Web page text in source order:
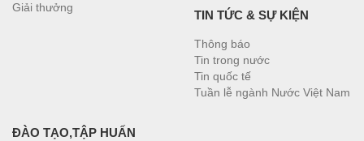
Giải thưởng
TIN TỨC & SỰ KIỆN
Thông báo
Tin trong nước
Tin quốc tế
Tuần lễ ngành Nước Việt Nam
ĐÀO TẠO,TẬP HUẤN